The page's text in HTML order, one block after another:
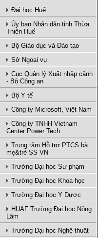
Đại học Huế
Ủy ban Nhân dân tỉnh Thừa
Thiên Huế
Bộ Giáo dục và Đào tạo
Sở Ngoại vụ
Cục Quản lý Xuất nhập cảnh
- Bộ Công an
Bộ Y tế
Công ty Microsoft, Việt Nam
Công ty TNHH Vietnam
Center Power Tech
Trung tâm Hỗ trợ PTCS bà
mẹ&trẻ SS VN
Trường Đại học Sư phạm
Trường Đại học Khoa học
Trường Đại học Y Dược
HUAF Trường Đại học Nông
Lâm
Trường Đại học Nghệ thuật